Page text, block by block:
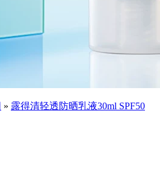
» 露得清轻透防晒乳液30ml SPF50